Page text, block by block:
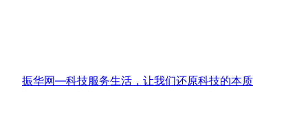
振华网—科技服务生活，让我们还原科技的本质